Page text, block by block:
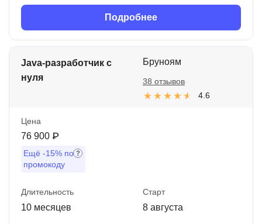
Подробнее
Java-разработчик с
нуля
Бруноям
4.6
38 отзывов
Цена
76 900 ₽
Ещё -15% по
промокоду
Длительность
10 месяцев
Старт
8 августа